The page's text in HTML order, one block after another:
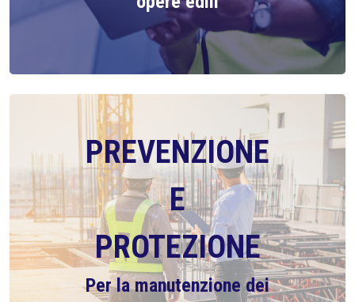
PREVENZIONE
E
PROTEZIONE
Per la manutenzione dei